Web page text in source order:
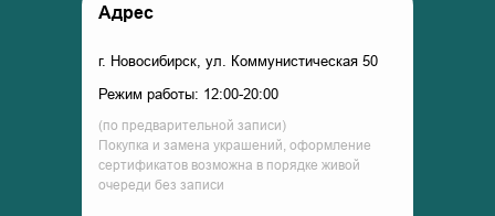
Адрес
г. Новосибирск, ул. Коммунистическая 50
Режим работы: 12:00-20:00
(по предварительной записи)
Покупка и замена украшений, оформление
сертификатов возможна в порядке живой
очереди без записи